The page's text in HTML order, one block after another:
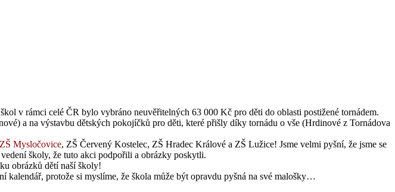
v rámci celé ČR bylo vybráno neuvěřitelných 63 000 Kč pro děti do oblasti postižené tornádem.
a na výstavbu dětských pokojíčků pro děti, které přišly díky tornádu o vše (Hrdinové z Tornádova
ZŠ Mysločovice, ZŠ Červený Kostelec, ZŠ Hradec Králové a ZŠ Lužice! Jsme velmi pyšní, že jsme se
školy, že tuto akci podpořili a obrázky poskytli.
obrázků dětí naší školy!
kalendář, protože si myslíme, že škola může být opravdu pyšná na své malošky…